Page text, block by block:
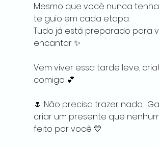
Mesmo que você nunca
te guio em cada etapa.
Tudo já está preparado para
encantar ✨
Vem viver essa tarde leve,
comigo 💕
🌷 Não precisa trazer nada.
criar um presente que
feito por você 💛